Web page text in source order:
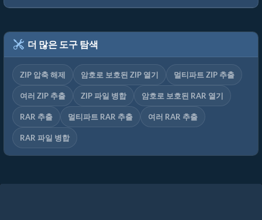
더 많은 도구 탐색
ZIP 압축 해제 암호로 보호된 ZIP 열기 멀티파트 ZIP 추출
여러 ZIP 추출 ZIP 파일 병합 암호로 보호된 RAR 열기
RAR 추출 멀티파트 RAR 추출 여러 RAR 추출
RAR 파일 병합